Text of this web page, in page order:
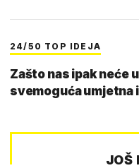
24/50 TOP IDEJA
Zašto nas ipak neće
svemoguća
JOŠ